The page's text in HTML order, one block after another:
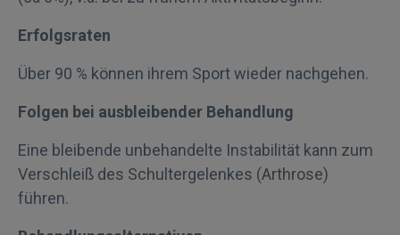
Erfolgsraten
Über 90 % können ihrem Sport wieder nachgehen.
Folgen bei ausbleibender Behandlung
Eine bleibende unbehandelte Instabilität kann zum
Verschleiß des Schultergelenkes (Arthrose)
führen.